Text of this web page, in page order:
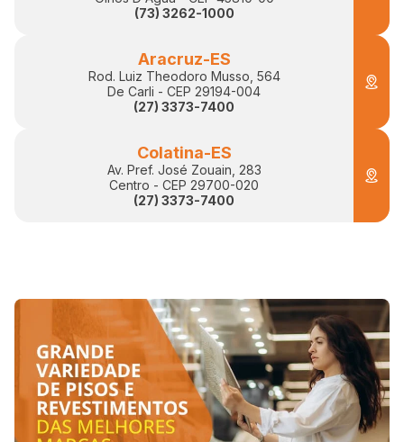
(73) 3262-1000
Aracruz-ES
Rod. Luiz Theodoro Musso, 564
De Carli - CEP 29194-004
(27) 3373-7400
Colatina-ES
Av. Pref. José Zouain, 283
Centro - CEP 29700-020
(27) 3373-7400